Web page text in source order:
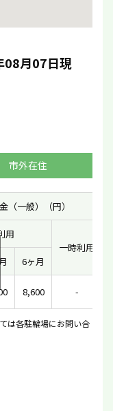
08月07日現
市外在住
（一般）（円）
用
一時利用
6ヶ月
8,600 -
は各駐輪場にお問い合